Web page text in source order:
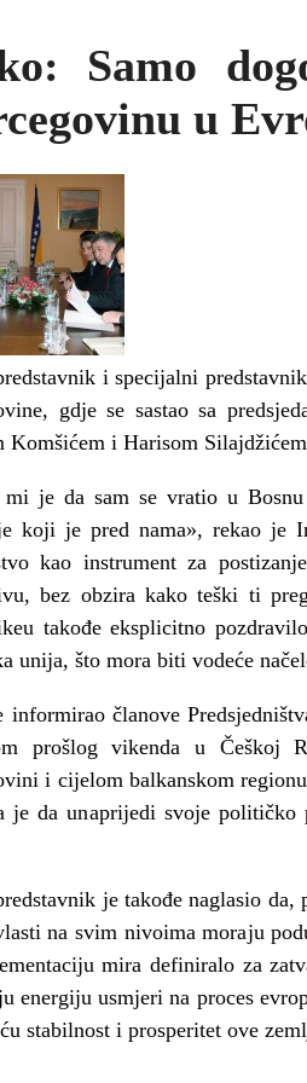
Samo
u
i specijalni
gdje se sastao sa
Komšićem i Harisom
mi je da sam se vratio u
koji je pred nama», rekao je
kao instrument za
bez obzira kako teški ti
takođe eksplicitno
unija, što mora biti vodeće
informirao članove
prošlog vikenda u Češkoj
i cijelom balkanskom
je da unaprijedi svoje
je takođe naglasio da,
na svim nivoima moraju
mira definiralo za
energiju usmjeri na proces
stabilnost i prosperitet ove